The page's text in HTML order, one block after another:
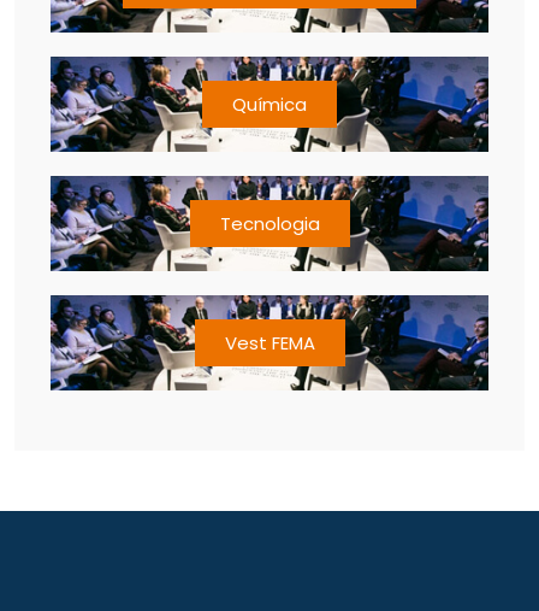
Química
Tecnologia
Vest FEMA